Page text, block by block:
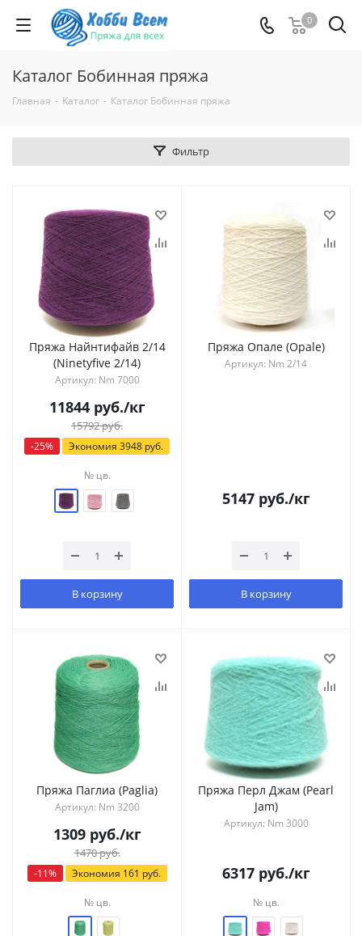
0
Каталог Бобинная пряжа
Главная - Каталог - Каталог Бобинная пряжа
Фильтр
Пряжа Найнтифайв 2/14
(Ninetyfive 2/14)
Артикул: Nm 7000
11844руб./кг
15792руб.
-25% Экономия 3948 руб.
№ цв.
В корзину
Пряжа Опале (Opale)
Артикул: Nm 2/14
5147руб./кг
В корзину
Пряжа Паглиа (Paglia)
Артикул: Nm 3200
1309руб./кг
1470руб.
-11% Экономия 161 руб.
№ цв.
Пряжа Перл Джам (Pearl
Jam)
Артикул: Nm 3000
6317руб./кг
№ цв.